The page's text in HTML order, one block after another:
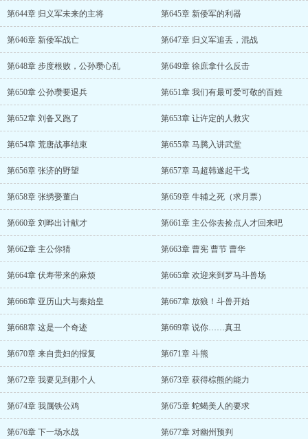
第644章 归义军未来的主将 第645章 新倭军的利器
第646章 新倭军战亡 第647章 归义军追丢，混战
第648章 步度根败，公孙瓒心乱 第649章 徐庶拿什么反击
第650章 公孙瓒要退兵 第651章 我们有最可爱可敬的百姓
第652章 刘备又跑了 第653章 让许定的人救灾
第654章 荒唐战事结束 第655章 马腾入讲武堂
第656章 张济的野望 第657章 马超韩遂起干戈
第658章 张绣娶董白 第659章 牛辅之死（求月票）
第660章 刘晔出计献才 第661章 主公你去捡点人才回来吧
第662章 主公你猜 第663章 曹宪 曹节 曹华
第664章 伏寿带来的麻烦 第665章 欢迎来到罗马斗兽场
第666章 亚历山大与秦始皇 第667章 放狼！斗兽开始
第668章 这是一个奇迹 第669章 说你……真丑
第670章 来自贵妇的报复 第671章 斗熊
第672章 我要见到那个人 第673章 获得棕熊的能力
第674章 我属铁公鸡 第675章 蛇蝎美人的要求
第676章 下一场水战 第677章 对幽州预判